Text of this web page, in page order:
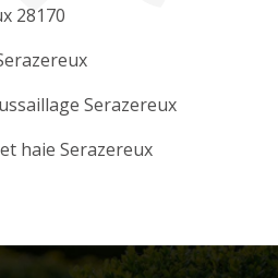
28170
Serazereux
haie Serazereux